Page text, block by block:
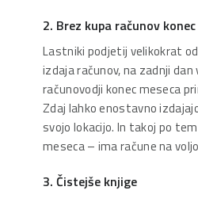
2. Brez kupa računov
Lastniki podjetij velikokrat
izdaja računov, na zadnji
računovodji konec meseca
Zdaj lahko enostavno
svojo lokacijo. In takoj po
meseca – ima račune na
3. Čistejše knjige